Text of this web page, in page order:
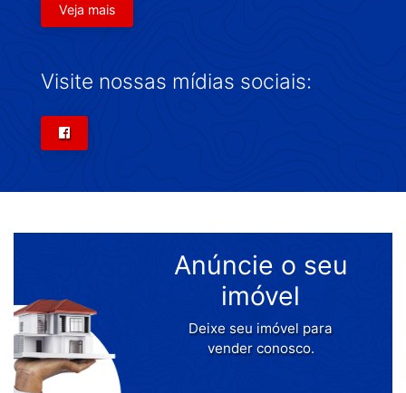
Veja mais
Visite nossas mídias sociais:
Anúncie o seu
imóvel
Deixe seu imóvel para
vender conosco.